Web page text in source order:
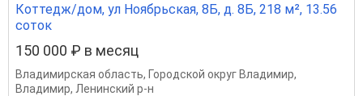
Коттедж/дом, ул Ноябрьская, 8Б, д. 8Б, 218 м², 13.56
соток
150 000 ₽ в месяц
Владимирская область, Городской округ Владимир,
Владимир, Ленинский р-н